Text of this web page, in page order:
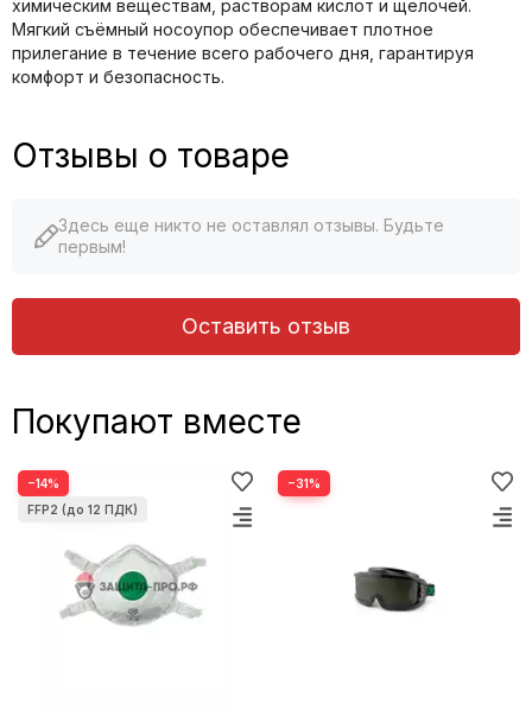
химическим веществам, растворам кислот и щелочей.
Мягкий съёмный носоупор обеспечивает плотное
прилегание в течение всего рабочего дня, гарантируя
комфорт и безопасность.
Отзывы о товаре
Здесь еще никто не оставлял отзывы. Будьте
первым!
Оставить отзыв
Покупают вместе
−14% −31%